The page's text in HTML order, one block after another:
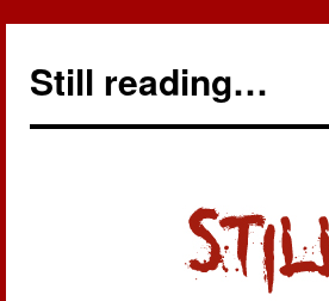
Still reading…